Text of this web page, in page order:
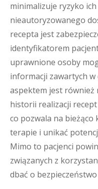
minimalizuje ryzyko ich
nieautoryzowanego
recepta jest
identyfikatorem
uprawnione osoby
informacji zawartych w
aspektem jest
historii realizacji
co pozwala na
terapie i unikać
Mimo to pacjenci
związanych z
dbać o